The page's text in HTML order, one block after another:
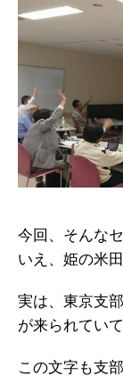
今回、そんな
いえ、姫の米
実は、東京支
が来られてい
この文字も支